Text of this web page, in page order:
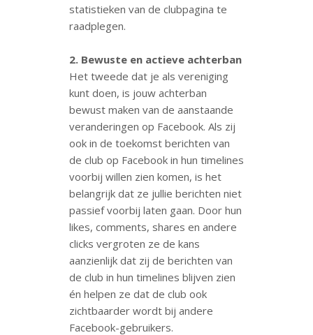
statistieken van de clubpagina te
raadplegen.
2. Bewuste en actieve achterban
Het tweede dat je als vereniging
kunt doen, is jouw achterban
bewust maken van de aanstaande
veranderingen op Facebook. Als zij
ook in de toekomst berichten van
de club op Facebook in hun timelines
voorbij willen zien komen, is het
belangrijk dat ze jullie berichten niet
passief voorbij laten gaan. Door hun
likes, comments, shares en andere
clicks vergroten ze de kans
aanzienlijk dat zij de berichten van
de club in hun timelines blijven zien
én helpen ze dat de club ook
zichtbaarder wordt bij andere
Facebook-gebruikers.